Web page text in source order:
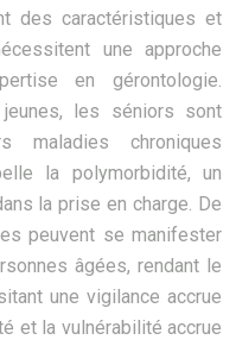
des caractéristiques et
une approche
en gérontologie.
les séniors sont
maladies chroniques
la polymorbidité, un
la prise en charge. De
peuvent se manifester
âgées, rendant le
une vigilance accrue
et la vulnérabilité accrue